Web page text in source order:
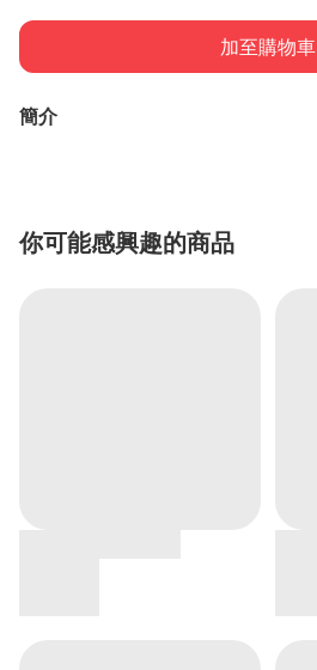
加至購物車
簡介
你可能感興趣的商品